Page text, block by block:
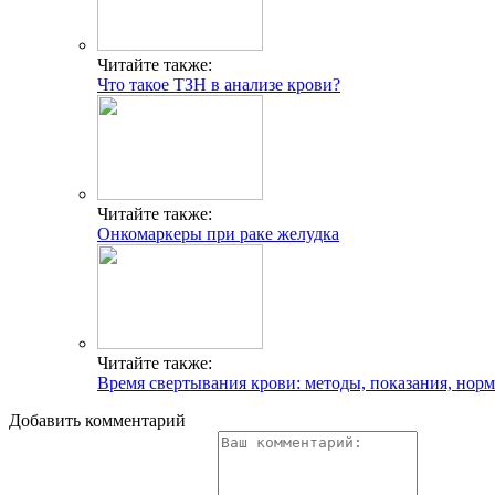
Читайте также:
Что такое ТЗН в анализе крови?
Читайте также:
Онкомаркеры при раке желудка
Читайте также:
Время свертывания крови: методы, показания,
Добавить комментарий